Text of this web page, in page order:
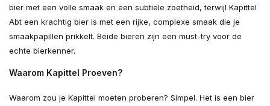
bier met een volle smaak en een subtiele zoetheid, terwijl Kapittel
Abt een krachtig bier is met een rijke, complexe smaak die je
smaakpapillen prikkelt. Beide bieren zijn een must-try voor de
echte bierkenner.
Waarom Kapittel Proeven?
Waarom zou je Kapittel moeten proberen? Simpel. Het is een bier